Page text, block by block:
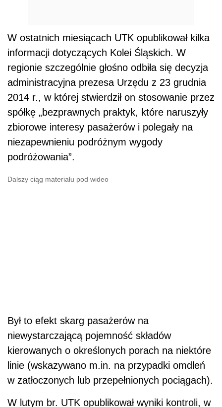
W ostatnich miesiącach UTK opublikował kilka
informacji dotyczących Kolei Śląskich. W
regionie szczególnie głośno odbiła się decyzja
administracyjna prezesa Urzędu z 23 grudnia
2014 r., w której stwierdził on stosowanie przez
spółkę „bezprawnych praktyk, które naruszyły
zbiorowe interesy pasażerów i polegały na
niezapewnieniu podróżnym wygody
podróżowania”.
Dalszy ciąg materiału pod wideo
Był to efekt skarg pasażerów na
niewystarczającą pojemność składów
kierowanych o określonych porach na niektóre
linie (wskazywano m.in. na przypadki omdleń
w zatłoczonych lub przepełnionych pociągach).
W lutym br. UTK opublikował wyniki kontroli, w